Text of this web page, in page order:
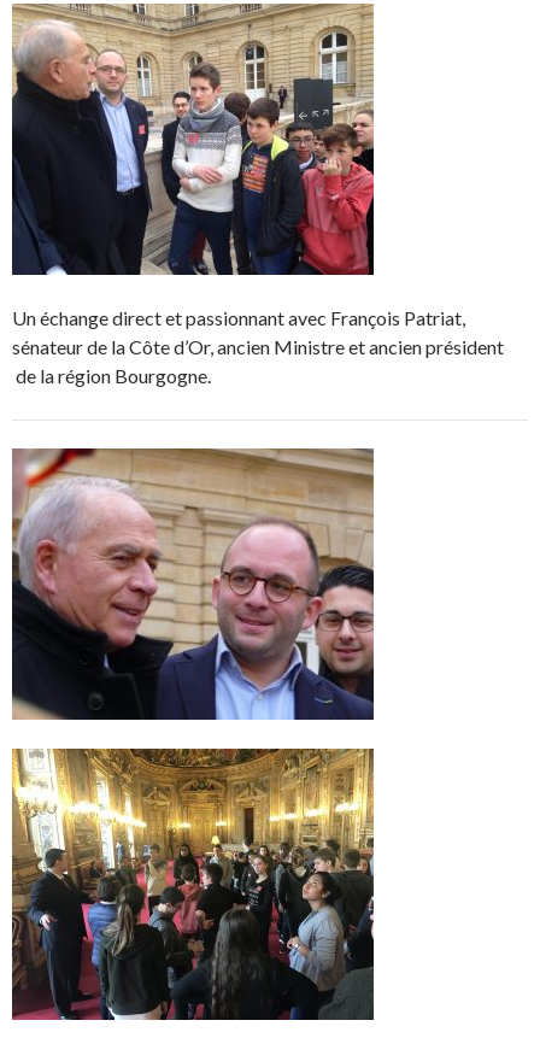
Un échange direct et passionnant avec François Patriat,
sénateur de la Côte d’Or, ancien Ministre et ancien président
de la région Bourgogne.